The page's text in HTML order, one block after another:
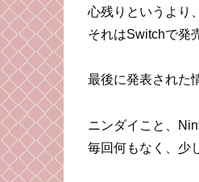
心残りというより
それはSwitchで発
最後に発表された
ニンダイこと、
毎回何もなく、少